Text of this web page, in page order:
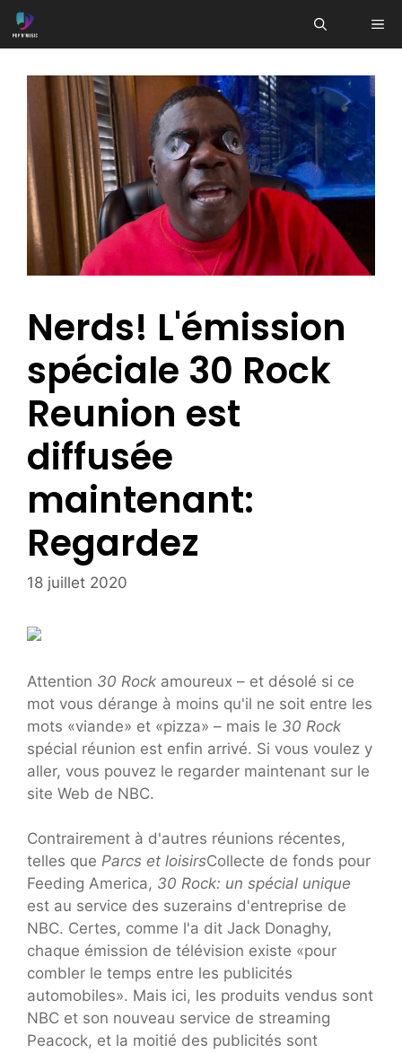
Aller
au
Nerds! L'émission
spéciale 30 Rock
Reunion est
diffusée
maintenant:
Regardez
18 juillet 2020
Attention 30 Rock amoureux – et désolé si ce
mot vous dérange à moins qu'il ne soit entre les
mots «viande» et «pizza» – mais le 30 Rock
spécial réunion est enfin arrivé. Si vous voulez y
aller, vous pouvez le regarder maintenant sur le
site Web de NBC.
Contrairement à d'autres réunions récentes,
telles que Parcs et loisirsCollecte de fonds pour
Feeding America, 30 Rock: un spécial unique
est au service des suzerains d'entreprise de
NBC. Certes, comme l'a dit Jack Donaghy,
chaque émission de télévision existe «pour
combler le temps entre les publicités
automobiles». Mais ici, les produits vendus sont
NBC et son nouveau service de streaming
Peacock, et la moitié des publicités sont